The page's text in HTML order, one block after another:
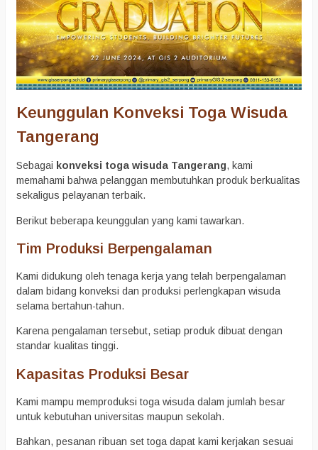
Keunggulan Konveksi Toga Wisuda
Tangerang
Sebagai konveksi toga wisuda Tangerang, kami
memahami bahwa pelanggan membutuhkan produk berkualitas
sekaligus pelayanan terbaik.
Berikut beberapa keunggulan yang kami tawarkan.
Tim Produksi Berpengalaman
Kami didukung oleh tenaga kerja yang telah berpengalaman
dalam bidang konveksi dan produksi perlengkapan wisuda
selama bertahun-tahun.
Karena pengalaman tersebut, setiap produk dibuat dengan
standar kualitas tinggi.
Kapasitas Produksi Besar
Kami mampu memproduksi toga wisuda dalam jumlah besar
untuk kebutuhan universitas maupun sekolah.
Bahkan, pesanan ribuan set toga dapat kami kerjakan sesuai